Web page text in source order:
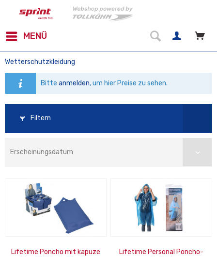
MENÜ
Wetterschutzkleidung
Bitteanmelden, um hier Preise zu sehen.
Filtern
Lifetime Poncho mit kapuze
Lifetime Personal Poncho-